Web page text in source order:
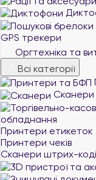
GPS трекери
Оргтехніка та
Всі категорії
Сканери
обладнання
Принтери етикеток
Принтери чеків
Сканери штрих-